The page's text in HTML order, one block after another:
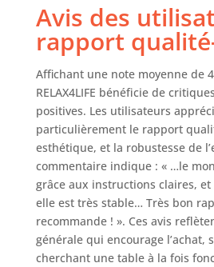
À
table
facile
le
facile
suffit
avec
Avis des
rapport
Affichant une note moyenne de
RELAX4LIFE bénéficie de
positives. Les utilisateurs
particulièrement le rapport
esthétique, et la robustesse de
commentaire indique : « …le
grâce aux instructions claires,
elle est très stable… Très bon
recommande ! ». Ces avis
générale qui encourage l’achat,
cherchant une table à la fois